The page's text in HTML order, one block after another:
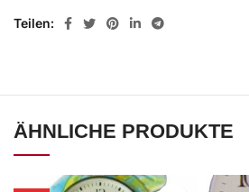
Teilen
ÄHNLICHE PRODUKTE